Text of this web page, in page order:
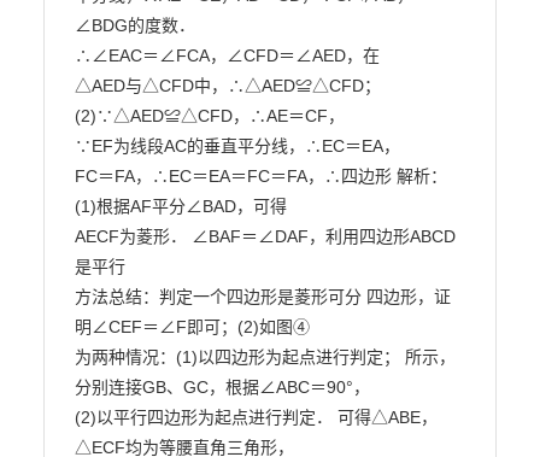
∠BDG的度数．
∴∠EAC＝∠FCA，∠CFD＝∠AED，在
△AED与△CFD中，∴△AED≌△CFD；
(2)∵△AED≌△CFD，∴AE＝CF，
∵EF为线段AC的垂直平分线，∴EC＝EA，
FC＝FA，∴EC＝EA＝FC＝FA，∴四边形 解析：
(1)根据AF平分∠BAD，可得
AECF为菱形． ∠BAF＝∠DAF，利用四边形ABCD
是平行
方法总结：判定一个四边形是菱形可分 四边形，证
明∠CEF＝∠F即可；(2)如图④
为两种情况：(1)以四边形为起点进行判定； 所示，
分别连接GB、GC，根据∠ABC＝90°，
(2)以平行四边形为起点进行判定． 可得△ABE，
△ECF均为等腰直角三角形，